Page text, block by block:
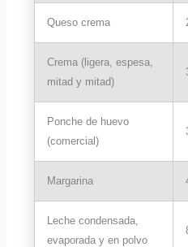
Queso crema
Crema (ligera, espesa,
mitad y mitad)
Ponche de huevo
(comercial)
Margarina
Leche condensada,
evaporada y en polvo